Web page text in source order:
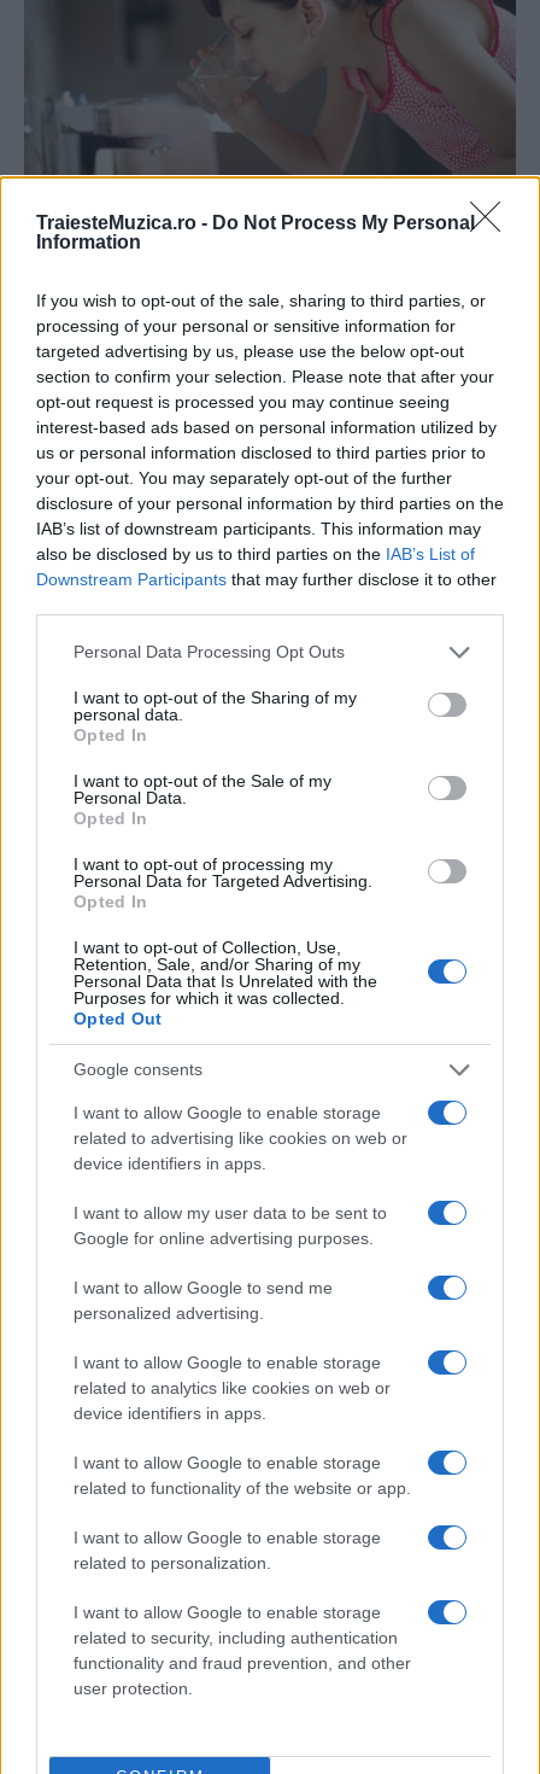
TraiesteMuzica.ro - Do Not Process My Personal
Information
If you wish to opt-out of the sale, sharing to third parties, or
processing of your personal or sensitive information for
targeted advertising by us, please use the below opt-out
section to confirm your selection. Please note that after your
opt-out request is processed you may continue seeing
interest-based ads based on personal information utilized by
us or personal information disclosed to third parties prior to
your opt-out. You may separately opt-out of the further
disclosure of your personal information by third parties on the
IAB’s list of downstream participants. This information may
also be disclosed by us to third parties on the IAB’s List of
Downstream Participants that may further disclose it to other
Please note that this website/app uses one or more Google
not limited to your visit or usage behaviour. You may click to
grant or deny consent to Google and its third-party tags to
use your data for below specified purposes in below Google
consent section.
Personal Data Processing Opt Outs
I want to opt-out of the Sharing of my
personal data.
Opted In
I want to opt-out of the Sale of my
Personal Data.
Opted In
I want to opt-out of processing my
Personal Data for Targeted Advertising.
Opted In
I want to opt-out of Collection, Use,
Retention, Sale, and/or Sharing of my
Personal Data that Is Unrelated with the
Purposes for which it was collected.
Opted Out
Google consents
I want to allow Google to enable storage
related to advertising like cookies on web or
device identifiers in apps.
I want to allow my user data to be sent to
Google for online advertising purposes.
I want to allow Google to send me
personalized advertising.
I want to allow Google to enable storage
related to analytics like cookies on web or
device identifiers in apps.
I want to allow Google to enable storage
related to functionality of the website or app.
I want to allow Google to enable storage
related to personalization.
I want to allow Google to enable storage
related to security, including authentication
functionality and fraud prevention, and other
user protection.
versuri
versuri dan bittman